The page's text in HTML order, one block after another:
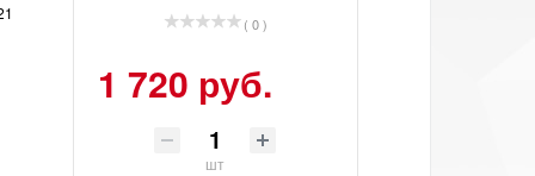
( 0 )
1 720 руб.
шт